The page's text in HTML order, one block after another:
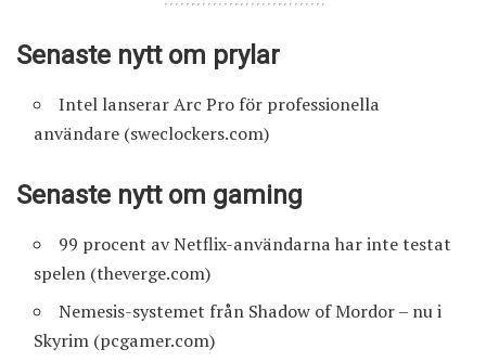
Senaste nytt om prylar
Intel lanserar Arc Pro för professionella
användare (sweclockers.com)
Senaste nytt om gaming
99 procent av Netflix-användarna har inte testat
spelen (theverge.com)
Nemesis-systemet från Shadow of Mordor – nu i
Skyrim (pcgamer.com)